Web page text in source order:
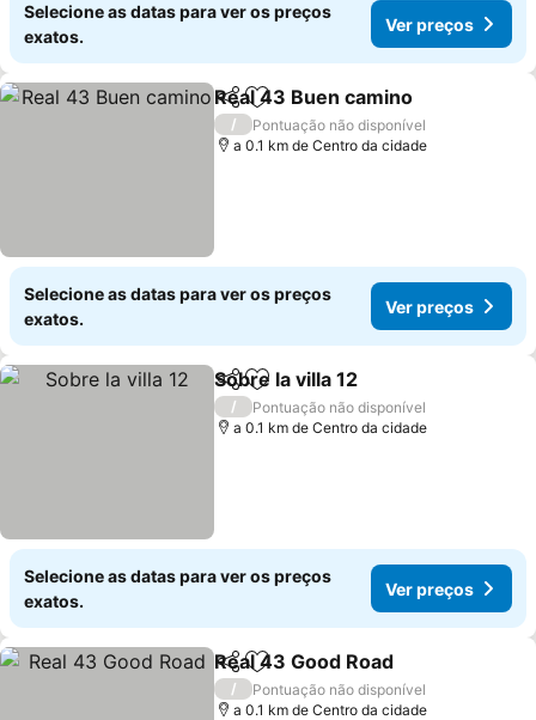
Selecione as datas para ver os preços
exatos.
Ver preços
PartilharAdicionar aos favoritos
Real 43 Buen camino
/
Pontuação não disponível
a 0.1 km de Centro da cidade
Selecione as datas para ver os preços
exatos.
Ver preços
PartilharAdicionar aos favoritos
Sobre la villa 12
/
Pontuação não disponível
a 0.1 km de Centro da cidade
Selecione as datas para ver os preços
exatos.
Ver preços
PartilharAdicionar aos favoritos
Real 43 Good Road
/
Pontuação não disponível
a 0.1 km de Centro da cidade